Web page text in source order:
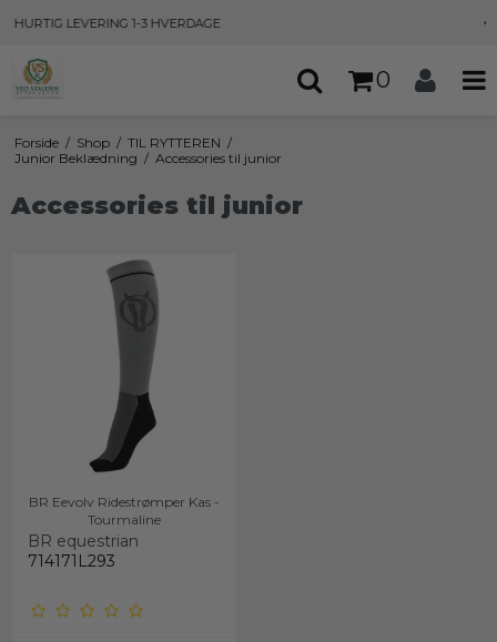
0
Forside / Shop / TIL RYTTEREN /
Junior Beklædning / Accessories til junior
Accessories til junior
BR Eevolv Ridestrømper Kas -
Tourmaline
BR equestrian
714171L293